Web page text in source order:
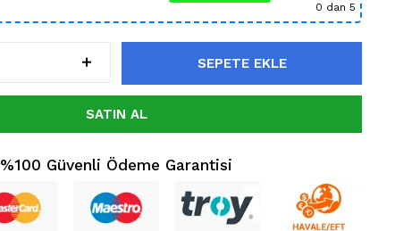
0 dan 5
SEPETE EKLE
SATIN AL
%100 Güvenli Ödeme Garantisi